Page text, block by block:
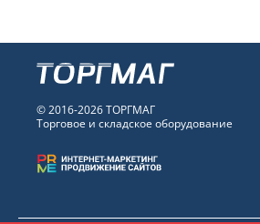
© 2016-2026 ТОРГМАГ
Торговое и складское оборудование